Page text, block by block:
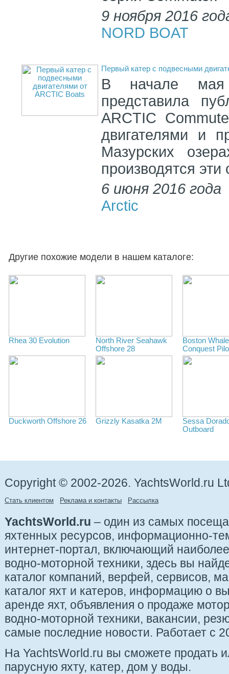
9 ноября 2016
NORD BOAT
Первый катер с подвесными
В начале мая
представила
ARCTIC
двигателями и
Мазурских
производятся эти
6 июня 2016 года
Arctic
Другие похожие модели в нашем каталоге:
Rhea 30 Evolution
North River Seahawk
Offshore 28
Boston
Conquest
Duckworth Offshore 26 Grizzly Kasatka 2M
Sessa
Outboard
Copyright © 2002-2026. YachtsWorld.ru
Стать клиентом Реклама и контакты Рассылка
YachtsWorld.ru – один из самых
яхтенных ресурсов, информационно-
интернет-портал, включающий
водно-моторной техники, здесь вы
каталог компаний, верфей, сервисов,
каталог яхт и катеров, информацию о
аренде яхт, объявления о продаже
водно-моторной техники, вакансии,
самые последние новости. Работает с
На YachtsWorld.ru вы сможете продать
парусную яхту, катер, дом у воды.